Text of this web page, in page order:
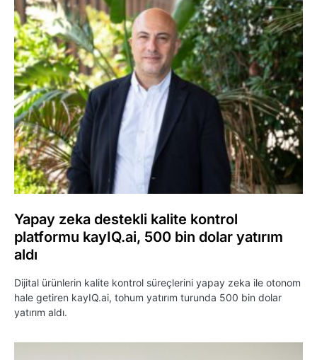
Yapay zeka destekli kalite kontrol
platformu kayIQ.ai, 500 bin dolar yatırım
aldı
Dijital ürünlerin kalite kontrol süreçlerini yapay zeka ile otonom
hale getiren kayIQ.ai, tohum yatırım turunda 500 bin dolar
yatırım aldı.